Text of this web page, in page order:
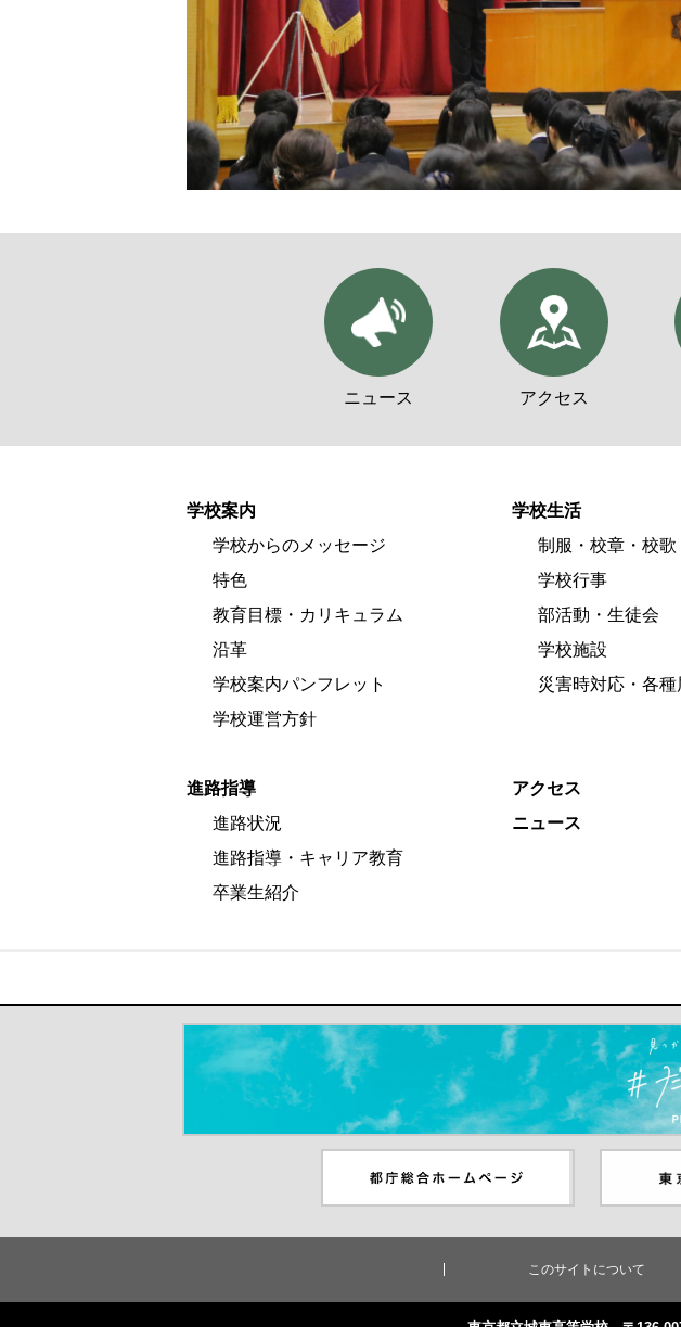
ニュース アクセス
学校案内
学校からのメッセージ
特色
教育目標・カリキュラム
沿革
学校案内パンフレット
学校運営方針
学校生活
制服・校章・校歌
学校行事
部活動・生徒会
学校施設
災害時対応・各種
進路指導
進路状況
進路指導・キャリア教育
卒業生紹介
アクセス
ニュース
＃だから都立高（別ウインドウが開きます）
ンドウが開きます）
ウが開き
このサイトについて